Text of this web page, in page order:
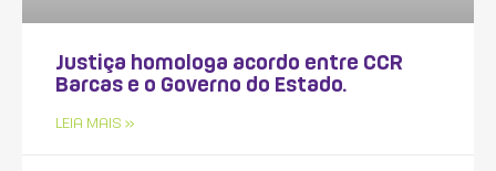
Justiça homologa acordo entre CCR
Barcas e o Governo do Estado.
LEIA MAIS »